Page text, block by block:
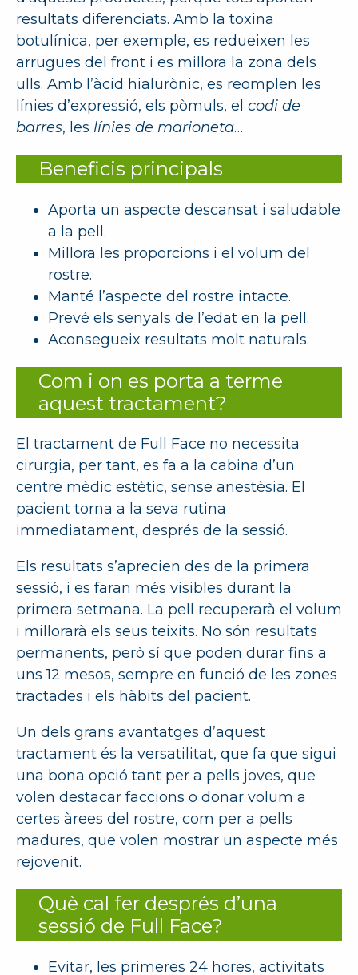
resultats diferenciats. Amb la toxina
botulínica, per exemple, es redueixen les
arrugues del front i es millora la zona dels
ulls. Amb l’àcid hialurònic, es reomplen les
línies d’expressió, els pòmuls, el codi de
barres, les línies de marioneta…
Beneficis principals
Aporta un aspecte descansat i saludable
a la pell.
Millora les proporcions i el volum del
rostre.
Manté l’aspecte del rostre intacte.
Prevé els senyals de l’edat en la pell.
Aconsegueix resultats molt naturals.
Com i on es porta a terme
aquest tractament?
El tractament de Full Face no necessita
cirurgia, per tant, es fa a la cabina d’un
centre mèdic estètic, sense anestèsia. El
pacient torna a la seva rutina
immediatament, després de la sessió.
Els resultats s’aprecien des de la primera
sessió, i es faran més visibles durant la
primera setmana. La pell recuperarà el volum
i millorarà els seus teixits. No són resultats
permanents, però sí que poden durar fins a
uns 12 mesos, sempre en funció de les zones
tractades i els hàbits del pacient.
Un dels grans avantatges d’aquest
tractament és la versatilitat, que fa que sigui
una bona opció tant per a pells joves, que
volen destacar faccions o donar volum a
certes àrees del rostre, com per a pells
madures, que volen mostrar un aspecte més
rejovenit.
Què cal fer després d’una
sessió de Full Face?
Evitar, les primeres 24 hores, activitats